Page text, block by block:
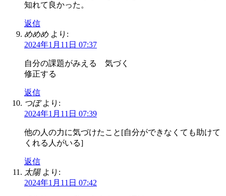
知れて良かった。
返信
めめめ より:
2024年1月11日 07:37
自分の課題がみえる 気づく
修正する
返信
つぼ より:
2024年1月11日 07:39
他の人の力に気づけたこと[自分ができなくても助けて
くれる人がいる]
返信
太陽 より:
2024年1月11日 07:42